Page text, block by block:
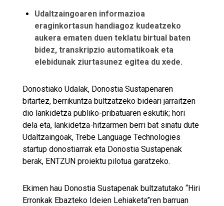
Udaltzaingoaren informazioa
eraginkortasun handiagoz kudeatzeko
aukera ematen duen teklatu birtual baten
bidez, transkripzio automatikoak eta
elebidunak ziurtasunez egitea du xede.
Donostiako Udalak, Donostia Sustapenaren
bitartez, berrikuntza bultzatzeko bideari jarraitzen
dio lankidetza publiko-pribatuaren eskutik; hori
dela eta, lankidetza-hitzarmen berri bat sinatu dute
Udaltzaingoak, Trebe Language Technologies
startup donostiarrak eta Donostia Sustapenak
berak, ENTZUN proiektu pilotua garatzeko.
Ekimen hau Donostia Sustapenak bultzatutako “Hiri
Erronkak Ebazteko Ideien Lehiaketa”ren barruan